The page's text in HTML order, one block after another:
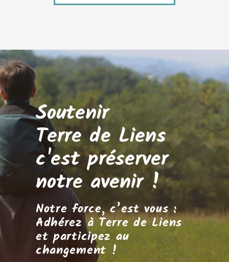
Soutenir
Terre de Liens
c'est préserver
notre avenir !
Notre force, c’est vous :
Adhérez à Terre de Liens
et participez au
changement !